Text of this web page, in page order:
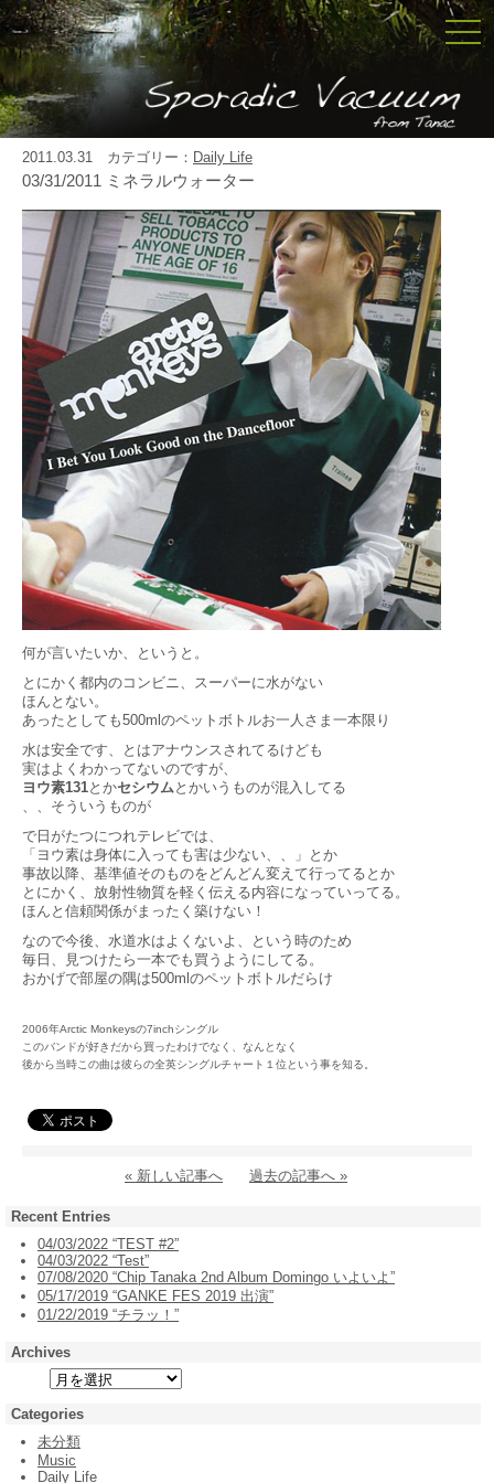
2011.03.31 カテゴリー： Daily Life
03/31/2011 ミネラルウォーター
何が言いたいか、というと。
とにかく都内のコンビニ、スーパーに水がない
ほんとない。
あったとしても500mlのペットボトルお一人さま一本限り
水は安全です、とはアナウンスされてるけども
実はよくわかってないのですが、
ヨウ素131とかセシウムとかいうものが混入してる
、、そういうものが
で日がたつにつれテレビでは、
「ヨウ素は身体に入っても害は少ない、、」とか
事故以降、基準値そのものをどんどん変えて行ってるとか
とにかく、放射性物質を軽く伝える内容になっていってる。
ほんと信頼関係がまったく築けない！
なので今後、水道水はよくないよ、という時のため
毎日、見つけたら一本でも買うようにしてる。
おかげで部屋の隅は500mlのペットボトルだらけ
2006年Arctic Monkeysの7inchシングル
このバンドが好きだから買ったわけでなく、なんとなく
後から当時この曲は彼らの全英シングルチャート１位という事を知る。
« 新しい記事へ 過去の記事へ »
Recent Entries
04/03/2022 “TEST #2”
04/03/2022 “Test”
07/08/2020 “Chip Tanaka 2nd Album Domingo いよいよ”
05/17/2019 “GANKE FES 2019 出演”
01/22/2019 “チラッ！”
Archives
Categories
未分類
Music
Daily Life